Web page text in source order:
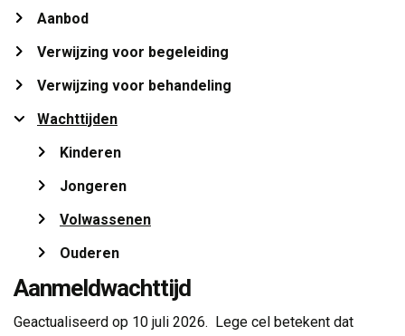
Aanbod
Verwijzing voor begeleiding
Verwijzing voor behandeling
Wachttijden
Kinderen
Jongeren
Volwassenen
Ouderen
Aanmeldwachttijd
Geactualiseerd op 10 juli 2026. Lege cel betekent dat